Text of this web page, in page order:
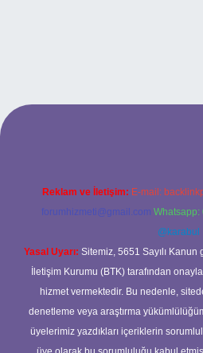
Reklam ve İletişim: E-mail:
forumhizmeti@gmail.com Whatsapp:
@karabul
Yasal Uyarı: Sitemiz, 5651 Sayılı
İletişim Kurumu (BTK) tarafından
hizmet vermektedir. Bu nedenle,
denetleme veya araştırma
üyelerimiz yazdıkları içeriklerin